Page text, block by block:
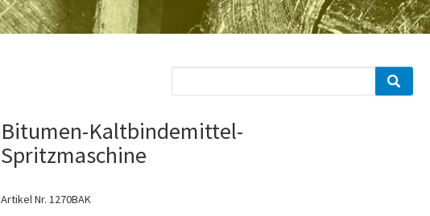
Bitumen-Kaltbindemittel-
Spritzmaschine
Artikel Nr. 1270BAK